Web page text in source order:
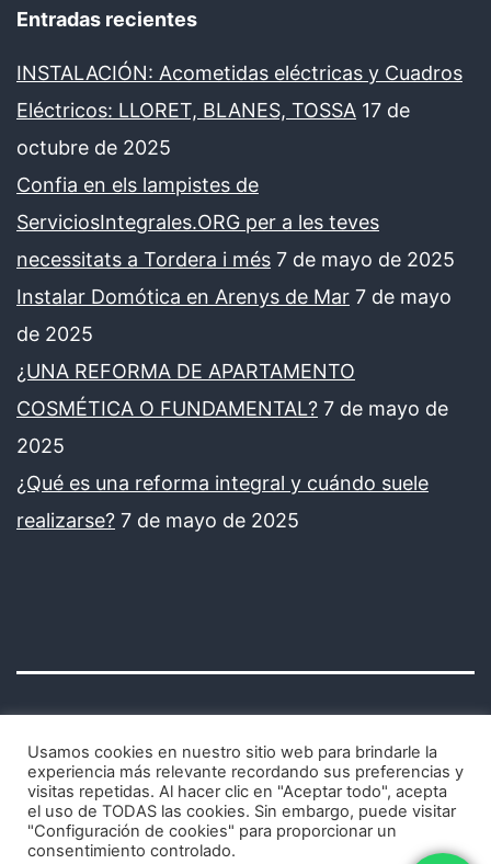
Entradas recientes
INSTALACIÓN: Acometidas eléctricas y Cuadros
Eléctricos: LLORET, BLANES, TOSSA 17 de
octubre de 2025
Confia en els lampistes de
ServiciosIntegrales.ORG per a les teves
necessitats a Tordera i més 7 de mayo de 2025
Instalar Domótica en Arenys de Mar 7 de mayo
de 2025
¿UNA REFORMA DE APARTAMENTO
COSMÉTICA O FUNDAMENTAL? 7 de mayo de
2025
¿Qué es una reforma integral y cuándo suele
realizarse? 7 de mayo de 2025
Avisos legales y política de privacidad
Usamos cookies en nuestro sitio web para brindarle la
experiencia más relevante recordando sus preferencias y
visitas repetidas. Al hacer clic en "Aceptar todo", acepta
el uso de TODAS las cookies. Sin embargo, puede visitar
"Configuración de cookies" para proporcionar un
consentimiento controlado.